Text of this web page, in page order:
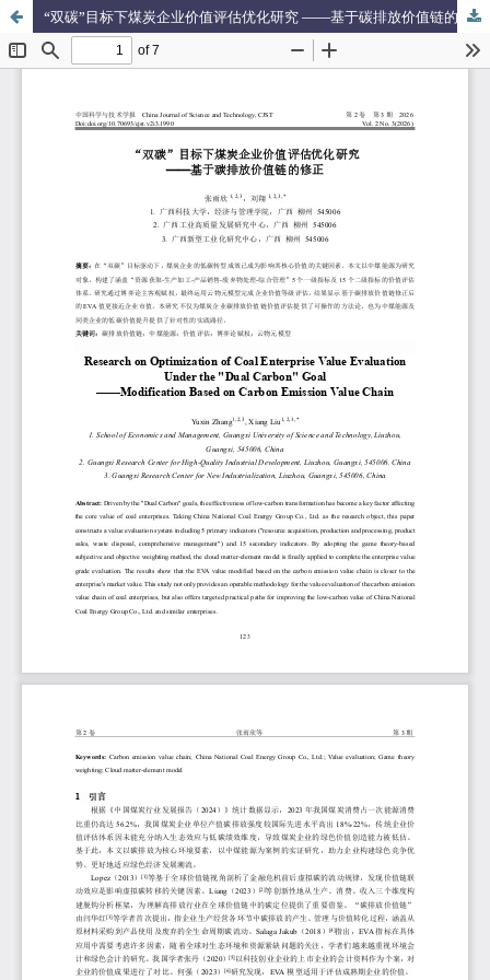
“双碳”目标下煤炭企业价值评估优化研究 ——基于碳排放价值链的修正